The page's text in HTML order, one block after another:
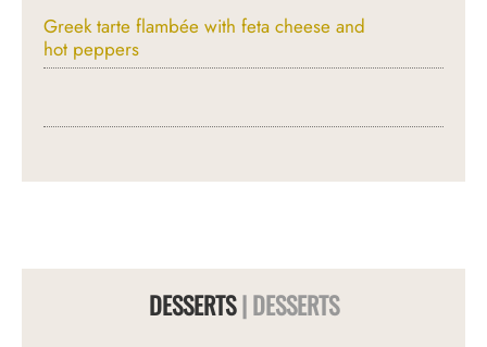
Greek tarte flambée with feta cheese and
hot peppers
DESSERTS| DESSERTS